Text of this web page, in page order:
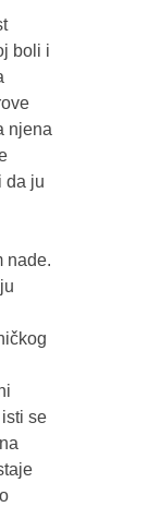
boli i
njena
da ju
nade.
se